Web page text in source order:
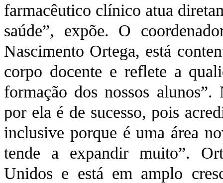
farmacêutico clínico atua
saúde”, expõe. O
Nascimento Ortega, está
corpo docente e reflete a
formação dos nossos
por ela é de sucesso, pois
inclusive porque é uma área
tende a expandir muito”.
Unidos e está em amplo